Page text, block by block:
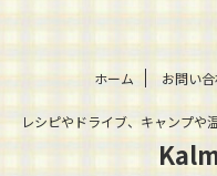
ホーム お問い
レシピやドライブ、キャンプ